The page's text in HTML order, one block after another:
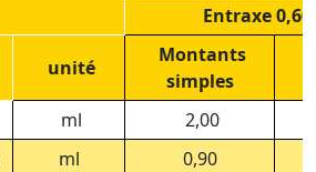
Entraxe
unité
Montants
simples
ml
2,00
ml
0,90